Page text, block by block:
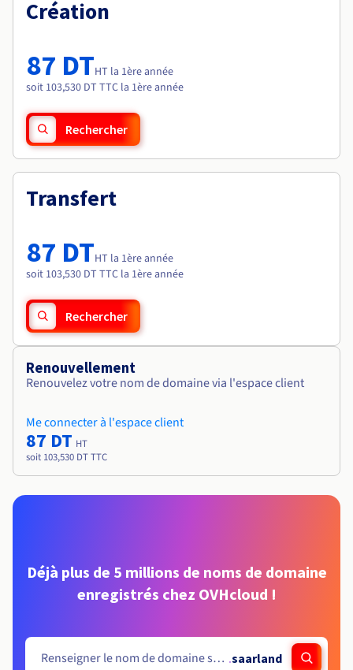
Tarifs
Roadmap & Changelog
Roadmap & Changelog
Création
87 DTHT la 1ère année
soit 103,530 DT TTC la 1ère année
Rechercher
Transfert
87 DTHT la 1ère année
soit 103,530 DT TTC la 1ère année
Rechercher
Renouvellement
Renouvelez votre nom de domaine via l'espace client
Me connecter à l'espace client
87 DT HT
soit 103,530 DT TTC
Déjà plus de 5 millions de noms de domaine
enregistrés chez OVHcloud !
.saarland